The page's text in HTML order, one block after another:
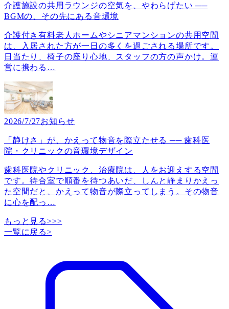
介護施設の共用ラウンジの空気を、やわらげたい ──
BGMの、その先にある音環境
介護付き有料老人ホームやシニアマンションの共用空間
は、入居された方が一日の多くを過ごされる場所です。
日当たり、椅子の座り心地、スタッフの方の声かけ。運
営に携わる …
2026/7/27お知らせ
「静けさ」が、かえって物音を際立たせる ── 歯科医
院・クリニックの音環境デザイン
歯科医院やクリニック、治療院は、人をお迎えする空間
です。待合室で順番を待つあいだ、しんと静まりかえっ
た空間だと、かえって物音が際立ってしまう。その物音
に心を配っ …
もっと見る>>>
一覧に戻る>